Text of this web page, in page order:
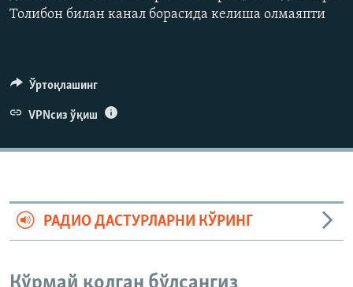
720p 1080p
1080p
Толибон билан канал борасида келиша олмаяпти
Ўртоқлашинг
VPNсиз ўқиш
РАДИО ДАСТУРЛАРНИ КЎРИНГ